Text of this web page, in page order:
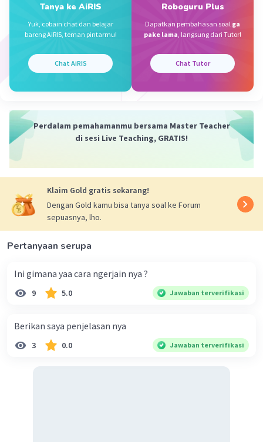
Beri Rating·0.0(0 Balas
Tanya ke AiRIS
Yuk, cobain chat dan belajar
bareng AiRIS, teman pintarmu!
Chat AiRIS
Roboguru Plus
Dapatkan pembahasan soal ga
pake lama, langsung dari Tutor!
Chat Tutor
Perdalam pemahamanmu bersama Master Teacher
di sesi Live Teaching, GRATIS!
Klaim Gold gratis sekarang!
Dengan Gold kamu bisa tanya soal ke Forum
sepuasnya, lho.
Pertanyaan serupa
Ini gimana yaa cara ngerjain nya ?
9 5.0 Jawaban terverifikasi
Berikan saya penjelasan nya
3 0.0 Jawaban terverifikasi